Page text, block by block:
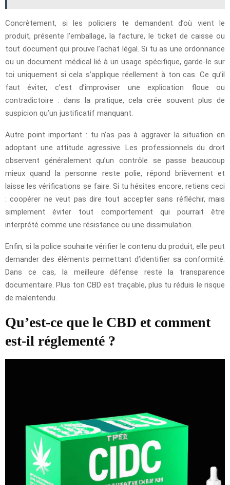
Concrètement, si les policiers te demandent d’où vient le
produit, présente l’emballage, la facture, le ticket de caisse ou
tout document qui prouve l’achat légal. Si tu as une ordonnance
ou un document médical lié à un usage spécifique, garde-le sur
toi uniquement si cela s’applique réellement à ton cas. Ce qu’il
faut éviter, c’est d’improviser une explication floue ou
contradictoire : dans la pratique, cela crée souvent plus de
suspicion qu’un justificatif manquant.
Autre point important : tu n’as pas à aggraver la situation en
adoptant une attitude agressive. Les professionnels du droit
observent généralement qu’un contrôle se passe beaucoup
mieux quand la personne reste polie, répond brièvement et
laisse les vérifications se faire. Si tu hésites encore, retiens ceci
: coopérer ne veut pas dire tout accepter sans réfléchir, mais
simplement éviter tout comportement qui pourrait être
interprété comme une résistance ou une dissimulation.
Enfin, si la police souhaite vérifier le contenu du produit, elle peut
demander des éléments permettant d’identifier sa conformité.
Dans ce cas, la meilleure défense reste la transparence
documentaire. Plus ton CBD est traçable, plus tu réduis le risque
de malentendu.
Qu’est-ce que le CBD et comment
est-il réglementé ?